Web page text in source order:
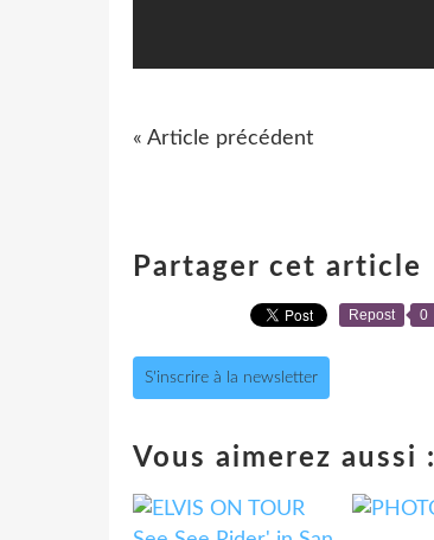
« Article précédent
Partager cet article
Repost 0
S'inscrire à la newsletter
Vous aimerez aussi :